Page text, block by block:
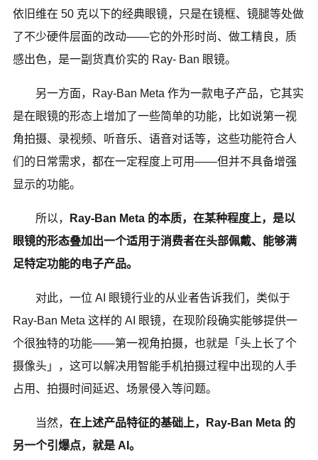
依旧维在 50 克以下的经典眼镜，只是在镜框、镜腿等处做
了不少硬件层面的改动——它的外形时尚、做工精良，质
感出色，是一副货真价实的 Ray- Ban 眼镜。
另一方面，Ray-Ban Meta 作为一款电子产品，它其实
是在眼镜的形态上增加了一些简单的功能，比如说第一视
角拍摄、录视频、听音乐、语音对话等，这些功能符合人
们的日常需求，都在一定程度上可用——但并不具备增强
显示的功能。
所以，
Ray-Ban Meta 的本质，在某种程度上，是以
眼镜的形态叠加出一个适用于消费者在头部佩戴、能够满
足特定功能的电子产品。
对此，一位 AI 眼镜行业的从业者告诉我们，类似于
Ray-Ban Meta 这样的 AI 眼镜，在现阶段确实能够提供一
个很独特的功能——第一视角拍摄，也就是「头上长了个
摄像头」，这可以解决用智能手机拍摄过程中出现的人手
占用、拍摄时间延迟、场景侵入等问题。
当然， 在上述产品特征的基础上，Ray-Ban Meta 的
另一个引爆点，就是 AI。